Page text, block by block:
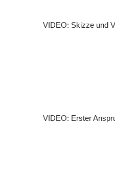
VIDEO: Skizze und
VIDEO: Erster